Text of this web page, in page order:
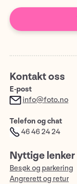
Kontakt oss
E-post
info@foto.no
Telefon og chat
46 46 24 24
Nyttige lenker
Besøk og parkering
Angrerett og retur